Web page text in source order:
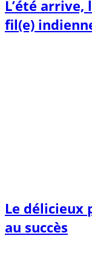
L’été
fil(e)
Le délicieux
au succès